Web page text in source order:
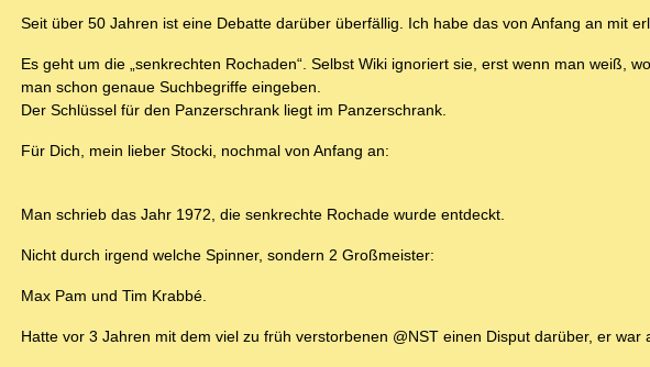
Seit über 50 Jahren ist eine Debatte darüber überfällig. Ich habe das von Anfang an mit
Es geht um die „senkrechten Rochaden“. Selbst Wiki ignoriert sie, erst wenn man weiß,
man schon genaue Suchbegriffe eingeben.
Der Schlüssel für den Panzerschrank liegt im Panzerschrank.
Für Dich, mein lieber Stocki, nochmal von Anfang an:
Man schrieb das Jahr 1972, die senkrechte Rochade wurde entdeckt.
Nicht durch irgend welche Spinner, sondern 2 Großmeister:
Max Pam und Tim Krabbé.
Hatte vor 3 Jahren mit dem viel zu früh verstorbenen @NST einen Disput darüber, er